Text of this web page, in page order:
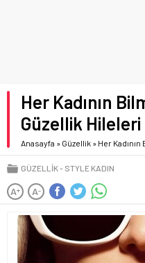
Her Kadının
Güzellik Hileleri
Anasayfa » Güzellik » Her
GÜZELLIK STYLE KADIN
A+ A-